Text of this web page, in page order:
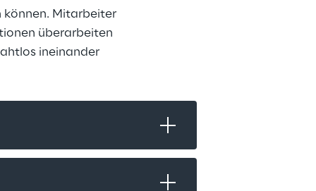
können. Mitarbeiter
überarbeiten
ineinander